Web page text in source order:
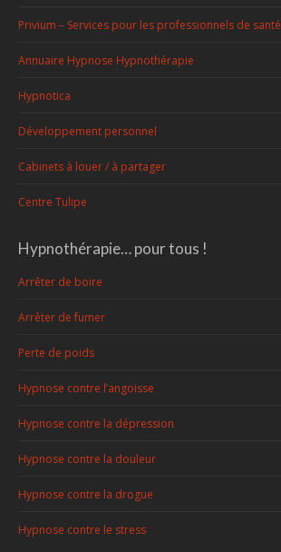
Privium – Services pour les professionnels de santé
Annuaire Hypnose Hypnothérapie
Hypnotica
Développement personnel
Cabinets à louer / à partager
Centre Tulipe
Hypnothérapie… pour tous !
Arrêter de boire
Arrêter de fumer
Perte de poids
Hypnose contre l’angoisse
Hypnose contre la dépression
Hypnose contre la douleur
Hypnose contre la drogue
Hypnose contre le stress